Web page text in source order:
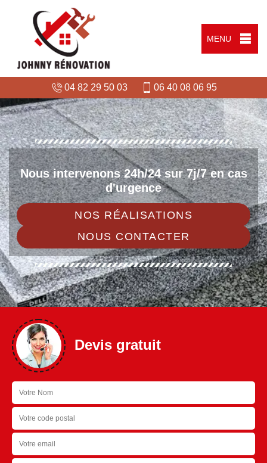
MENU
04 82 29 50 03 06 40 08 06 95
Nous intervenons 24h/24 sur 7j/7 en cas
d'urgence
NOS RÉALISATIONS
NOUS CONTACTER
Devis gratuit